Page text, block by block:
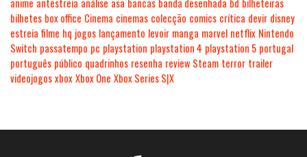
bilhetes box office Cinema cinemas colecção comics crítica devir disney
estreia filme hq jogos lançamento levoir manga marvel netflix Nintendo
Switch passatempo pc playstation playstation 4 playstation 5 portugal
português público quadrinhos resenha review Steam terror trailer
videojogosxboxXbox One Xbox Series S|X